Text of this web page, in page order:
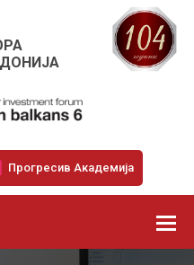
Прогресив Академија